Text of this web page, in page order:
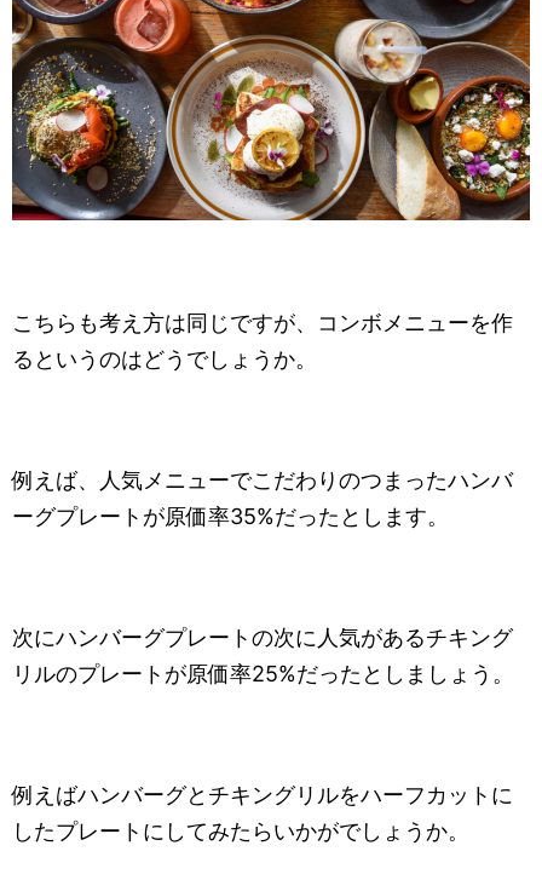
こちらも考え方は同じですが、コンボメニューを作
るというのはどうでしょうか。
例えば、人気メニューでこだわりのつまったハンバ
ーグプレートが原価率35%だったとします。
次にハンバーグプレートの次に人気があるチキング
リルのプレートが原価率25%だったとしましょう。
例えばハンバーグとチキングリルをハーフカットに
したプレートにしてみたらいかがでしょうか。